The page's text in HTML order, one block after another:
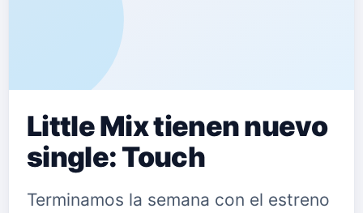
Little Mix tienen nuevo
single: Touch
Terminamos la semana con el estreno